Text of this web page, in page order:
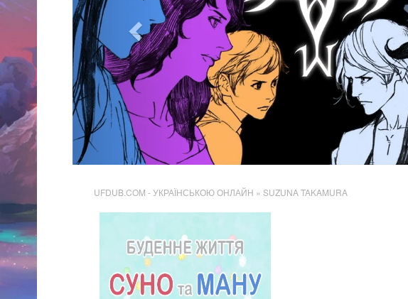
UFDUB.COM - УКРАЇНСЬКОЮ ОНЛАЙН » SUZUNA TAKAMURA